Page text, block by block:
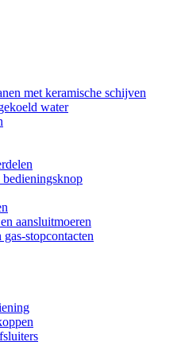
met keramische schijven
water
aansluitmoeren
gas-stopcontacten